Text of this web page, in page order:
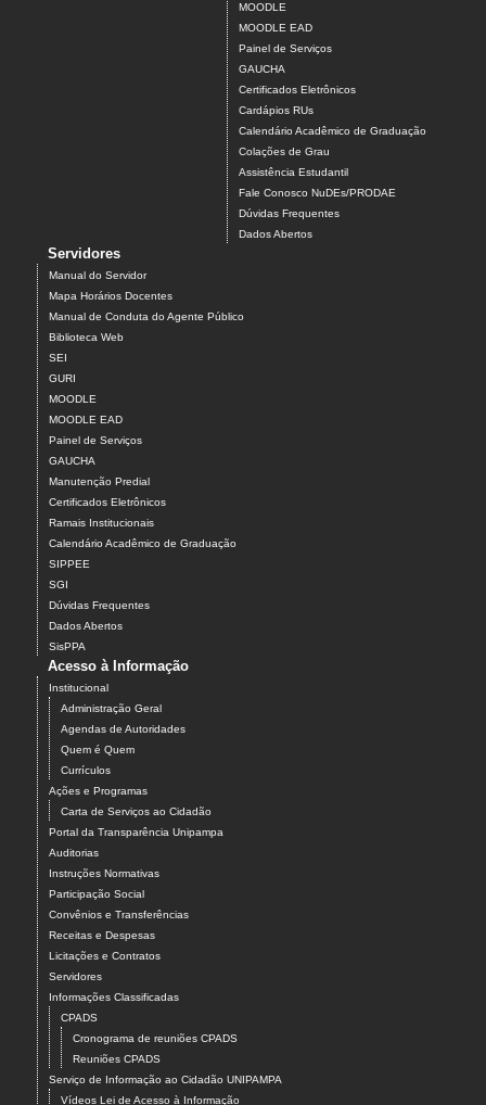
MOODLE
MOODLE EAD
Painel de Serviços
GAUCHA
Certificados Eletrônicos
Cardápios RUs
Calendário Acadêmico de Graduação
Colações de Grau
Assistência Estudantil
Fale Conosco NuDEs/PRODAE
Dúvidas Frequentes
Dados Abertos
Servidores
Manual do Servidor
Mapa Horários Docentes
Manual de Conduta do Agente Público
Biblioteca Web
SEI
GURI
MOODLE
MOODLE EAD
Painel de Serviços
GAUCHA
Manutenção Predial
Certificados Eletrônicos
Ramais Institucionais
Calendário Acadêmico de Graduação
SIPPEE
SGI
Dúvidas Frequentes
Dados Abertos
SisPPA
Acesso à Informação
Institucional
Administração Geral
Agendas de Autoridades
Quem é Quem
Currículos
Ações e Programas
Carta de Serviços ao Cidadão
Portal da Transparência Unipampa
Auditorias
Instruções Normativas
Participação Social
Convênios e Transferências
Receitas e Despesas
Licitações e Contratos
Servidores
Informações Classificadas
CPADS
Cronograma de reuniões CPADS
Reuniões CPADS
Serviço de Informação ao Cidadão UNIPAMPA
Vídeos Lei de Acesso à Informação